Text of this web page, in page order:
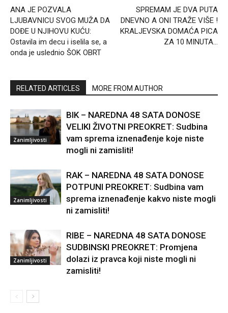
ANA JE POZVALA
LJUBAVNICU SVOG MUŽA DA
DOĐE U NJIHOVU KUĆU:
Ostavila im decu i iselila se, a
onda je uslednio ŠOK OBRT
SPREMAM JE DVA PUTA
DNEVNO A ONI TRAŽE VIŠE !
KRALJEVSKA DOMAĆA PICA
ZA 10 MINUTA…
RELATED ARTICLES MORE FROM AUTHOR
Zanimljivosti
BIK – NAREDNA 48 SATA DONOSE
VELIKI ŽIVOTNI PREOKRET: Sudbina
vam sprema iznenađenje koje niste
mogli ni zamisliti!
Zanimljivosti
RAK – NAREDNA 48 SATA DONOSE
POTPUNI PREOKRET: Sudbina vam
sprema iznenađenje kakvo niste mogli
ni zamisliti!
Zanimljivosti
RIBE – NAREDNA 48 SATA DONOSE
SUDBINSKI PREOKRET: Promjena
dolazi iz pravca koji niste mogli ni
zamisliti!